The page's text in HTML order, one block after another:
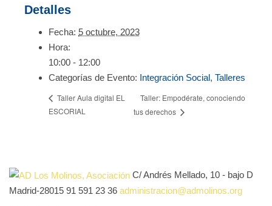
Detalles
Fecha: 5 octubre, 2023
Hora:
10:00 - 12:00
Categorías de Evento: Integración Social, Talleres
Taller Aula digital EL
ESCORIAL
Taller: Empodérate, conociendo
tus derechos
C/ Andrés Mellado, 10 - bajo D
Madrid-28015 91 591 23 36 administracion@admolinos.org